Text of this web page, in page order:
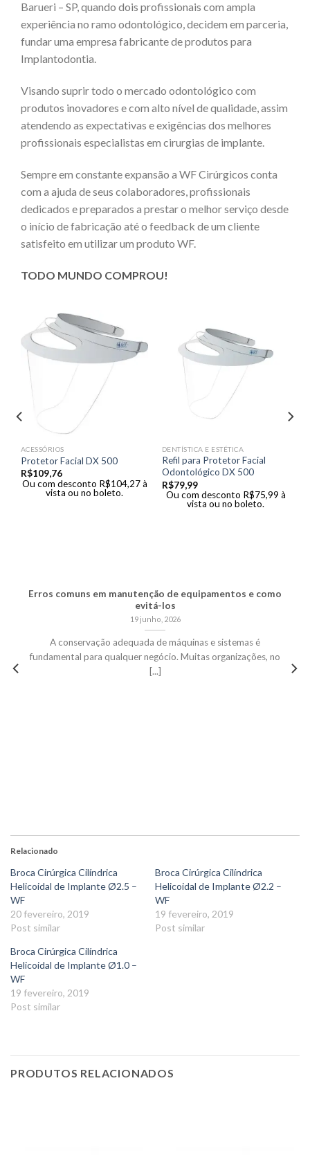
Barueri – SP, quando dois profissionais com ampla
experiência no ramo odontológico, decidem em parceria,
fundar uma empresa fabricante de produtos para
Implantodontia.
Visando suprir todo o mercado odontológico com
produtos inovadores e com alto nível de qualidade, assim
atendendo as expectativas e exigências dos melhores
profissionais especialistas em cirurgias de implante.
Sempre em constante expansão a WF Cirúrgicos conta
com a ajuda de seus colaboradores, profissionais
dedicados e preparados a prestar o melhor serviço desde
o início de fabricação até o feedback de um cliente
satisfeito em utilizar um produto WF.
TODO MUNDO COMPROU!
ACESSÓRIOS
Protetor Facial DX 500
R$109,76
Ou com desconto R$104,27 à
vista ou no boleto.
DENTÍSTICA E ESTÉTICA
Refil para Protetor Facial
Odontológico DX 500
R$79,99
Ou com desconto R$75,99 à
vista ou no boleto.
Erros comuns em manutenção de equipamentos e como
evitá-los
19 junho, 2026
A conservação adequada de máquinas e sistemas é
fundamental para qualquer negócio. Muitas organizações, no
[...]
Relacionado
Broca Cirúrgica Cilíndrica
Helicoidal de Implante Ø2.5 –
WF
20 fevereiro, 2019
Post similar
Broca Cirúrgica Cilíndrica
Helicoidal de Implante Ø2.2 –
WF
19 fevereiro, 2019
Post similar
Broca Cirúrgica Cilíndrica
Helicoidal de Implante Ø1.0 –
WF
19 fevereiro, 2019
Post similar
PRODUTOS RELACIONADOS